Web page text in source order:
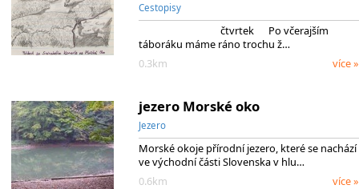
Cestopisy
čtvrtek Po včerajším
táboráku máme ráno trochu ž…
0.3km
více »
jezero Morské oko
Jezero
Morské okoje přírodní jezero, které se nachází
ve východní části Slovenska v hlu…
0.6km
více »